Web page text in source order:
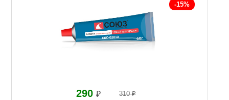
-15%
290 ₽ 310 ₽